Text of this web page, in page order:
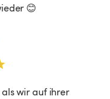
😊
wir auf ihrer